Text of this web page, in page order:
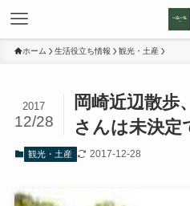
ホーム 生活役立ち情報 観光・土産
岡崎近辺散歩
さんは未決定
2017
12/28
観光・土産 2017-12-28